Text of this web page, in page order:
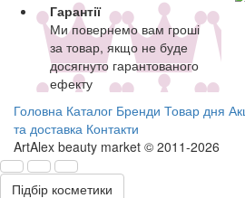
Гарантії
Ми повернемо вам гроші
за товар, якщо не буде
досягнуто гарантованого
ефекту
Головна Каталог Бренди Товар дня
та доставка Контакти
ArtAlex beauty market © 2011-2026
Підбір косметики